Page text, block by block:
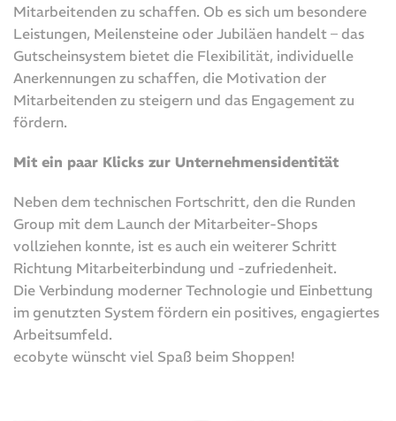
Mitarbeitenden zu schaffen. Ob es sich um besondere
Leistungen, Meilensteine oder Jubiläen handelt – das
Gutscheinsystem bietet die Flexibilität, individuelle
Anerkennungen zu schaffen, die Motivation der
Mitarbeitenden zu steigern und das Engagement zu
fördern.
Mit ein paar Klicks zur Unternehmensidentität
Neben dem technischen Fortschritt, den die Runden
Group mit dem Launch der Mitarbeiter-Shops
vollziehen konnte, ist es auch ein weiterer Schritt
Richtung Mitarbeiterbindung und -zufriedenheit.
Die Verbindung moderner Technologie und Einbettung
im genutzten System fördern ein positives, engagiertes
Arbeitsumfeld.
ecobyte wünscht viel Spaß beim Shoppen!